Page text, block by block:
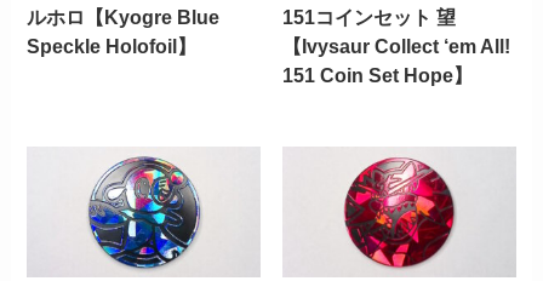
ルホロ【Kyogre Blue
Speckle Holofoil】
151コインセット 望
【Ivysaur Collect ‘em All!
151 Coin Set Hope】